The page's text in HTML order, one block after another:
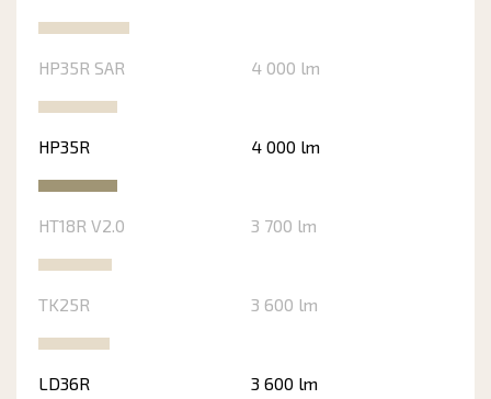
HP35R SAR 4 000 lm
HP35R 4 000 lm
HT18R V2.0 3 700 lm
TK25R 3 600 lm
LD36R 3 600 lm